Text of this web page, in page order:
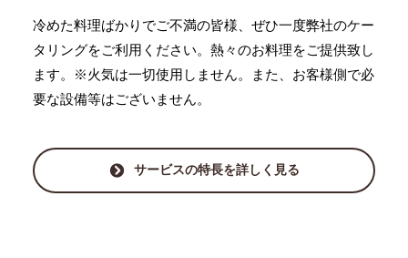
冷めた料理ばかりでご不満の皆様、ぜひ一度弊社のケー
タリングをご利用ください。熱々のお料理をご提供致し
ます。※火気は一切使用しません。また、お客様側で必
要な設備等はございません。
サービスの特長を詳しく見る